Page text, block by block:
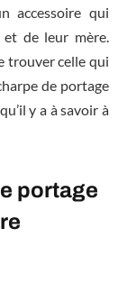
accessoire qui
et de leur mère.
trouver celle qui
de portage
y a à savoir à
portage